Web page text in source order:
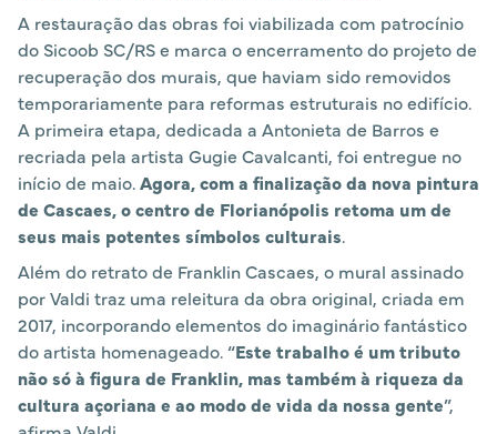
A restauração das obras foi viabilizada com patrocínio
do Sicoob SC/RS e marca o encerramento do projeto de
recuperação dos murais, que haviam sido removidos
temporariamente para reformas estruturais no edifício.
A primeira etapa, dedicada a Antonieta de Barros e
recriada pela artista Gugie Cavalcanti, foi entregue no
início de maio.Agora, com a finalização da nova pintura
de Cascaes, o centro de Florianópolis retoma um de
seus mais potentes símbolos culturais.
Além do retrato de Franklin Cascaes, o mural assinado
por Valdi traz uma releitura da obra original, criada em
2017, incorporando elementos do imaginário fantástico
do artista homenageado. “Este trabalho é um tributo
não só à figura de Franklin, mas também à riqueza da
cultura açoriana e ao modo de vida da nossa gente”,